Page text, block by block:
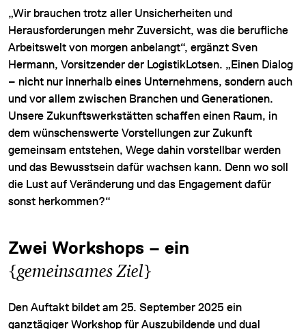
„Wir brauchen trotz aller Unsicherheiten und
Herausforderungen mehr Zuversicht, was die berufliche
Arbeitswelt von morgen anbelangt“, ergänzt Sven
Hermann, Vorsitzender der LogistikLotsen. „Einen Dialog
– nicht nur innerhalb eines Unternehmens, sondern auch
und vor allem zwischen Branchen und Generationen.
Unsere Zukunftswerkstätten schaffen einen Raum, in
dem wünschenswerte Vorstellungen zur Zukunft
gemeinsam entstehen, Wege dahin vorstellbar werden
und das Bewusstsein dafür wachsen kann. Denn wo soll
die Lust auf Veränderung und das Engagement dafür
sonst herkommen?“
Zwei Workshops – ein
{gemeinsames Ziel}
Den Auftakt bildet am 25. September 2025 ein
ganztägiger Workshop für Auszubildende und dual